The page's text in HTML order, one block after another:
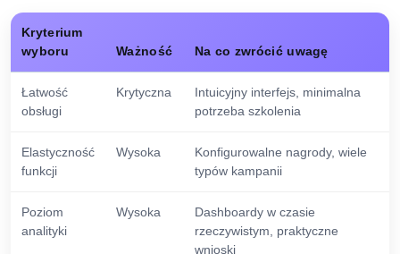
Kryterium
wyboru
Ważność Na co zwrócić uwagę
Łatwość
obsługi
Krytyczna
Intuicyjny interfejs, minimalna
potrzeba szkolenia
Elastyczność
funkcji
Wysoka
Konfigurowalne nagrody, wiele
typów kampanii
Poziom
analityki
Wysoka
Dashboardy w czasie
rzeczywistym, praktyczne
wnioski